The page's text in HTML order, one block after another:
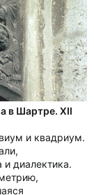
в Шартре. XII
и квадриум.
и диалектика.